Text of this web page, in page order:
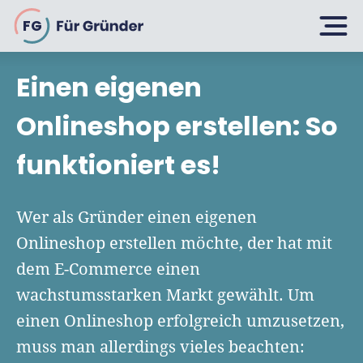
FG
Planen
Selbstständig machen
Bin ich ein Gründer?
Geschäftsmodell entwickeln
Businessplan schreiben
Businessplan-Vorlage & Muster
Firma gründen: 10 Tipps
UG gründen
GmbH gründen
Wachsen
6 Tipps zum Start
Finanzieren
Einen eigenen
Onlineshop erstellen: So
funktioniert es!
Wer als Gründer einen eigenen
Onlineshop erstellen möchte, der hat mit
dem E-Commerce einen
wachstumsstarken Markt gewählt. Um
einen Onlineshop erfolgreich umzusetzen,
muss man allerdings vieles beachten: